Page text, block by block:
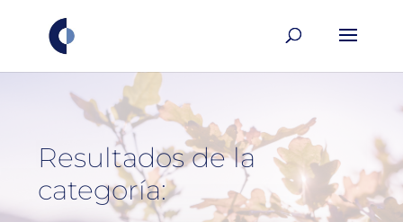
Resultados de la
categoría: